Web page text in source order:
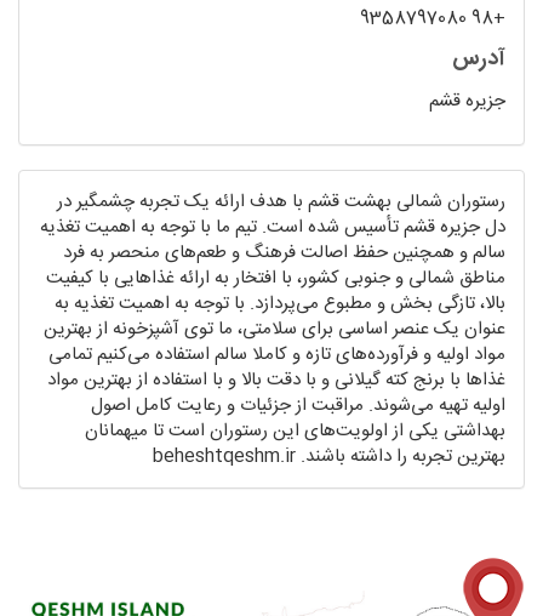
+98 9358797080
آدرس
جزیره قشم
رستوران شمالی بهشت قشم با هدف ارائه یک تجربه چشمگیر در
دل جزیره قشم تأسیس شده است. تیم ما با توجه به اهمیت تغذیه
سالم و همچنین حفظ اصالت فرهنگ و طعم‌های منحصر به فرد
مناطق شمالی و جنوبی کشور، با افتخار به ارائه غذاهایی با کیفیت
بالا، تازگی بخش و مطبوع می‌پردازد. با توجه به اهمیت تغذیه به
عنوان یک عنصر اساسی برای سلامتی، ما توی آشپزخونه از بهترین
مواد اولیه و فرآورده‌های تازه و کاملا سالم استفاده می‌کنیم تمامی
غذاها با برنج کته گیلانی و با دقت بالا و با استفاده از بهترین مواد
اولیه تهیه می‌شوند. مراقبت از جزئیات و رعایت کامل اصول
بهداشتی یکی از اولویت‌های این رستوران است تا میهمانان
بهترین تجربه را داشته باشند. beheshtqeshm.ir